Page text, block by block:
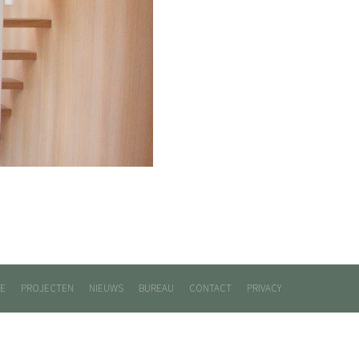
PROJECTEN NIEUWS BUREAU CONTACT PRIVACY